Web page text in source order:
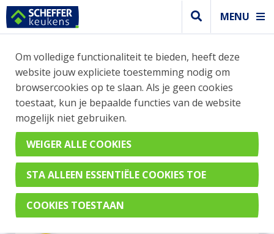
MENU
WEBSHOP BESTELLINGEN
Je kan tijdelijk geen bestelling plaatsen. Wil je je
vast oriënteren? Vergelijk eenvoudig apparaten
en merken met elkaar. Klik hier voor meer
informatie.
Steamer
MIELE DGC7250OBSW
Om volledige functionaliteit te bieden, heeft deze
website jouw expliciete toestemming nodig om
browsercookies op te slaan. Als je geen cookies
toestaat, kun je bepaalde functies van de website
mogelijk niet gebruiken.